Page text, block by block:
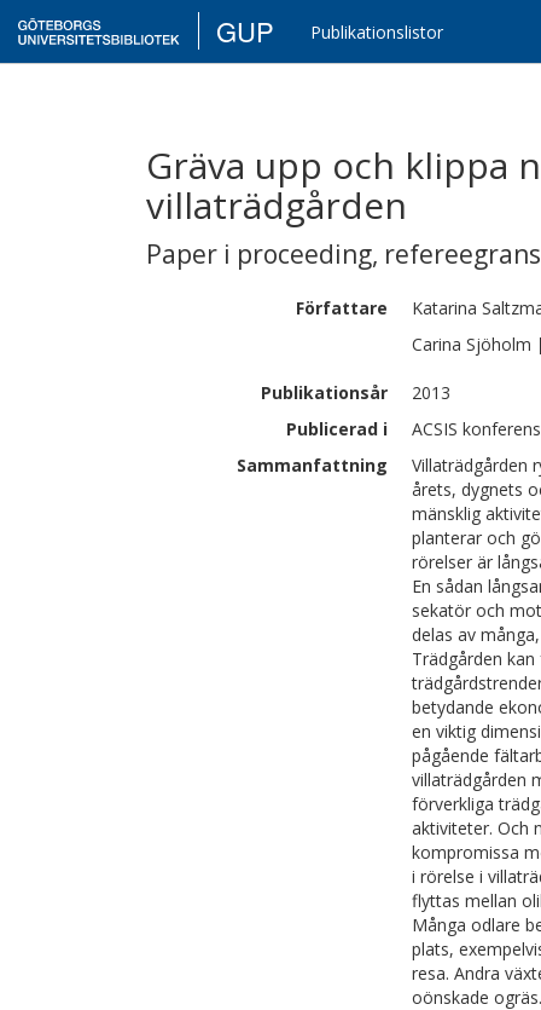
GUP Publikationslistor
Gräva upp och klippa
villaträdgården
Paper i proceeding,
Författare Katarina
Carina Sjöholm
Publikationsår
2013
Publicerad i
ACSIS
Sammanfattning
Villaträdgården
årets, dygnets
mänsklig
planterar och
rörelser är
En sådan
sekatör och
delas av
Trädgården
betydande
en viktig
pågående
villaträdgården
förverkliga
aktiviteter. Och
kompromissa
i rörelse i
flyttas mellan
Många odlare
plats,
resa. Andra
oönskade ogräs.